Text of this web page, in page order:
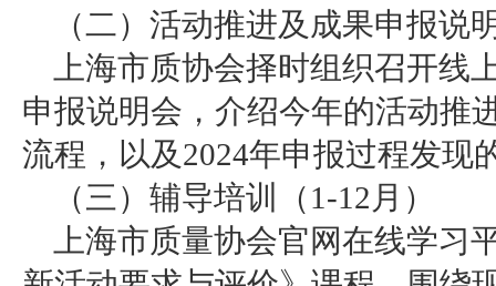
（二）活动推进及成果申报说
上海市质协会择时组织召开线
申报说明会，介绍今年的活动推
流程，以及2024年申报过程发现
（三）辅导培训（1-12月）
上海市质量协会官网在线学习